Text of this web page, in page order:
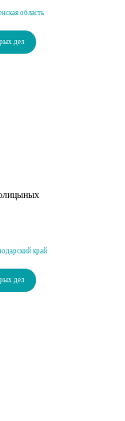
область
дел
край
дел